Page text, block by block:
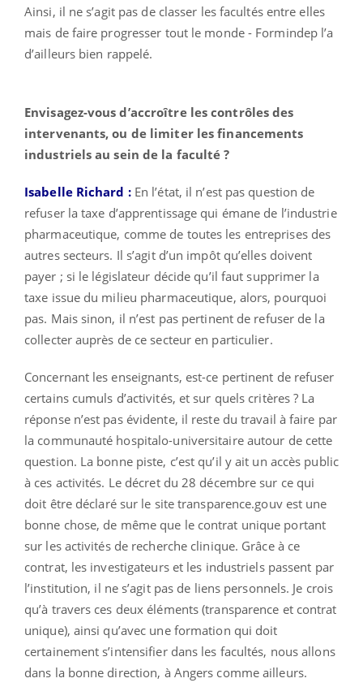
Ainsi, il ne s’agit pas de classer les facultés entre elles
mais de faire progresser tout le monde - Formindep l’a
d’ailleurs bien rappelé.
Envisagez-vous d’accroître les contrôles des
intervenants, ou de limiter les financements
industriels au sein de la faculté ?
Isabelle Richard : En l’état, il n’est pas question de
refuser la taxe d’apprentissage qui émane de l’industrie
pharmaceutique, comme de toutes les entreprises des
autres secteurs. Il s’agit d’un impôt qu’elles doivent
payer ; si le législateur décide qu’il faut supprimer la
taxe issue du milieu pharmaceutique, alors, pourquoi
pas. Mais sinon, il n’est pas pertinent de refuser de la
collecter auprès de ce secteur en particulier.
Concernant les enseignants, est-ce pertinent de refuser
certains cumuls d’activités, et sur quels critères ? La
réponse n’est pas évidente, il reste du travail à faire par
la communauté hospitalo-universitaire autour de cette
question. La bonne piste, c’est qu’il y ait un accès public
à ces activités. Le décret du 28 décembre sur ce qui
doit être déclaré sur le site transparence.gouv est une
bonne chose, de même que le contrat unique portant
sur les activités de recherche clinique. Grâce à ce
contrat, les investigateurs et les industriels passent par
l’institution, il ne s’agit pas de liens personnels. Je crois
qu’à travers ces deux éléments (transparence et contrat
unique), ainsi qu’avec une formation qui doit
certainement s’intensifier dans les facultés, nous allons
dans la bonne direction, à Angers comme ailleurs.